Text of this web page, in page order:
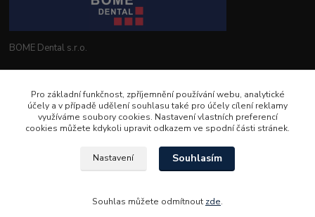
BOME Dental s.r.o.
info@bomedental.eu
Pro základní funkčnost, zpříjemnění používání webu, analytické
účely a v případě udělení souhlasu také pro účely cílení reklamy
využíváme soubory cookies. Nastavení vlastních preferencí
cookies můžete kdykoli upravit odkazem ve spodní části stránek.
Nastavení Souhlasím
Souhlas můžete odmítnout zde.